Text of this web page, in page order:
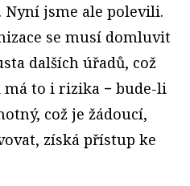
Nyní jsme ale polevili.
se musí domluvit
dalších úřadů, což
má to i rizika − bude-li
což je žádoucí,
získá přístup ke